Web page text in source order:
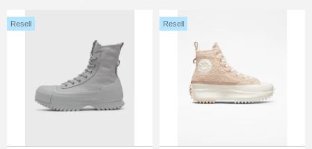
Resell Resell